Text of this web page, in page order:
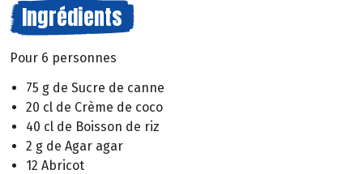
Ingrédients
Pour 6 personnes
75 g de Sucre de canne
20 cl de Crème de coco
40 cl de Boisson de riz
2 g de Agar agar
12 Abricot